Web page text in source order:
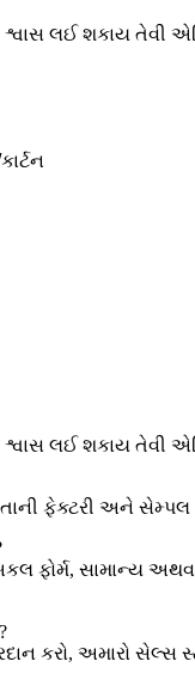
શ્વાસ લઈ શકાય
શ્વાસ લઈ શકાય
ફેક્ટરી અને સેમ્પલ
ફોર્મ, સામાન્ય
કરો, અમારો સેલ્સ